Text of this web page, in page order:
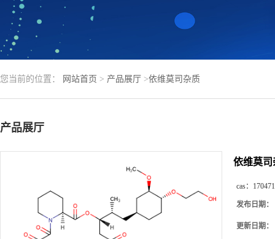
您当前的位置： 网站首页 > 产品展厅 >依维莫司杂质
产品展厅
依维莫司
cas：
发布日期：
更新日期：